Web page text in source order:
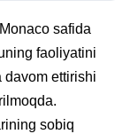
Monaco safida
faoliyatini
davom ettirishi
sobiq